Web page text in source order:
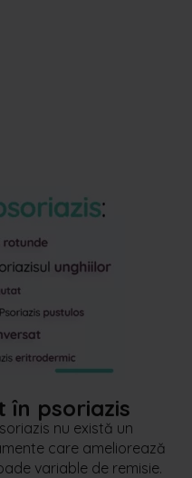
în psoriazis
nu există un
care ameliorează
variable de remisie.